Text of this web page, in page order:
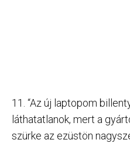
11. “Az új laptopom
láthatatlanok, mert a
szürke az ezüstön